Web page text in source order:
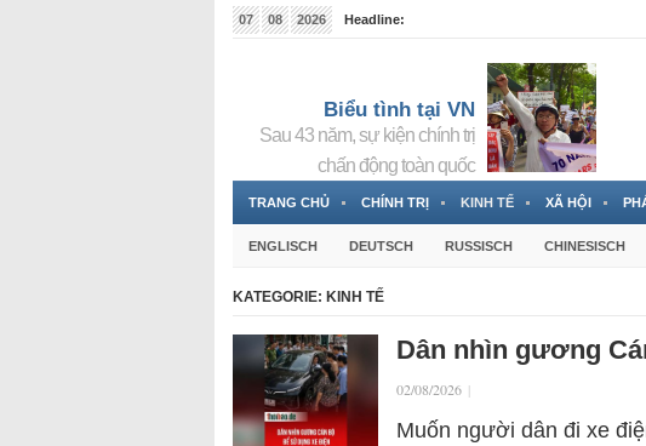
07 08 2026
Headline:
Biểu tình tại VN
Sau 43 năm, sự kiện chính trị
chấn động toàn quốc
TRANG CHỦ CHÍNH TRỊ KINH TẾ XÃ HỘI
ENGLISCH DEUTSCH RUSSISCH CHINESISCH
KATEGORIE: KINH TẾ
Dân nhìn gương
02/08/2026 |
Muốn người dân đi xe